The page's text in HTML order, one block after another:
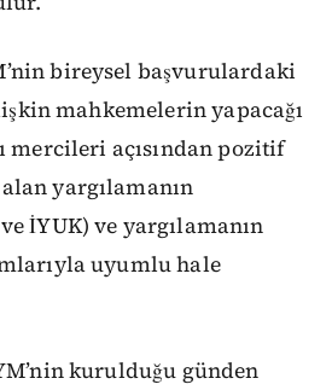
bireysel başvurulardaki
mahkemelerin yapacağı
mercileri açısından pozitif
yargılamanın
İYUK) ve yargılamanın
uyumlu hale
kurulduğu günden